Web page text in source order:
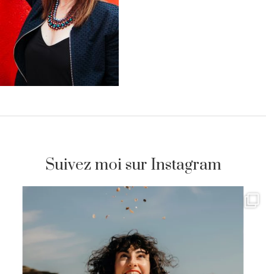
Suivez moi sur Instagram